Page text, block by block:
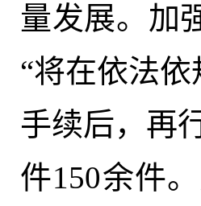
量发展。加
“将在依法
手续后，再
件150余件